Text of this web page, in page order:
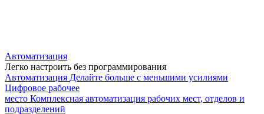
Автоматизация
Легко настроить без программирования
Автоматизация Делайте больше с меньшими усилиями
Цифровое рабочее
место Комплексная автоматизация рабочих мест, отделов и
подразделений